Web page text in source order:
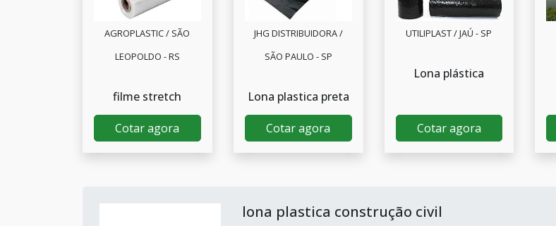
AGROPLASTIC / SÃO
LEOPOLDO - RS
filme stretch
Cotar agora
JHG DISTRIBUIDORA /
SÃO PAULO - SP
Lona plastica preta
Cotar agora
UTILIPLAST / JAÚ - SP
Lona plástica
Cotar agora
lona plastica construção civil